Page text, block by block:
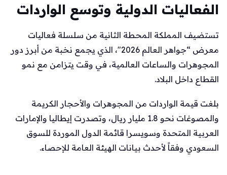
الفعاليات الدولية وتوسع الواردات
تستضيف المملكة المحطة الثانية من سلسلة فعاليات
معرض “جواهر العالم 2026″، الذي يجمع نخبة من أبرز دور
المجوهرات والساعات العالمية، في وقت يتزامن مع نمو
القطاع داخل البلاد.
بلغت قيمة الواردات من المجوهرات والأحجار الكريمة
والمصوغات نحو 1.8 مليار ريال، وتصدرت إيطاليا والإمارات
العربية المتحدة وسويسرا قائمة الدول الموردة للسوق
السعودي وفقاً لأحدث بيانات الهيئة العامة للإحصاء.